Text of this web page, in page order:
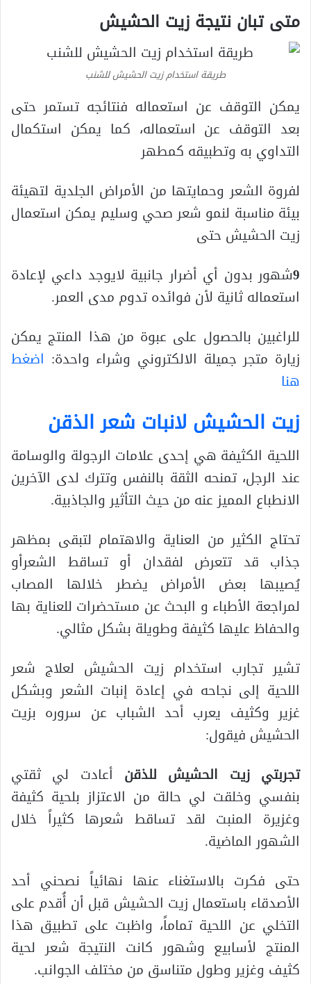
متى تبان نتيجة زيت الحشيش
طريقة استخدام زيت الحشيش للشنب
يمكن التوقف عن استعماله فنتائجه تستمر حتى
بعد التوقف عن استعماله، كما يمكن استكمال
التداوي به وتطبيقه كمطهر
لفروة الشعر وحمايتها من الأمراض الجلدية لتهيئة
بيئة مناسبة لنمو شعر صحي وسليم يمكن استعمال
زيت الحشيش حتى
9شهور بدون أي أضرار جانبية لايوجد داعي لإعادة
استعماله ثانية لأن فوائده تدوم مدى العمر.
للراغبين بالحصول على عبوة من هذا المنتج يمكن
زيارة متجر جميلة الالكتروني وشراء واحدة: اضغط
هنا
زيت الحشيش لانبات شعر الذقن
اللحية الكثيفة هي إحدى علامات الرجولة والوسامة
عند الرجل، تمنحه الثقة بالنفس وتترك لدى الآخرين
الانطباع المميز عنه من حيث التأثير والجاذبية.
تحتاج الكثير من العناية والاهتمام لتبقى بمظهر
جذاب قد تتعرض لفقدان أو تساقط الشعرأو
يُصيبها بعض الأمراض يضطر خلالها المصاب
لمراجعة الأطباء و البحث عن مستحضرات للعناية بها
والحفاظ عليها كثيفة وطويلة بشكل مثالي.
تشير تجارب استخدام زيت الحشيش لعلاج شعر
اللحية إلى نجاحه في إعادة إنبات الشعر وبشكل
غزير وكثيف يعرب أحد الشباب عن سروره بزيت
الحشيش فيقول:
تجربتي زيت الحشيش للذقن أعادت لي ثقتي
بنفسي وخلقت لي حالة من الاعتزاز بلحية كثيفة
وغزيرة المنبت لقد تساقط شعرها كثيراً خلال
الشهور الماضية.
حتى فكرت بالاستغناء عنها نهائياً نصحني أحد
الأصدقاء باستعمال زيت الحشيش قبل أن أُقدم على
التخلي عن اللحية تماماً، واظبت على تطبيق هذا
المنتج لأسابيع وشهور كانت النتيجة شعر لحية
كثيف وغزير وطول متناسق من مختلف الجوانب.